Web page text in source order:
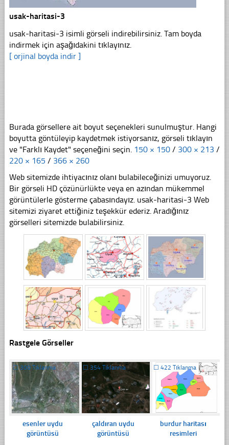
usak-haritasi-3
usak-haritasi-3 isimli görseli indirebilirsiniz. Tam boyda
indirmek için aşağıdakini tıklayınız.
[ orjinal boyda indir ]
Burada görsellere ait boyut seçenekleri sunulmuştur. Hangi
boyutta göntüleyip kaydetmek istiyorsanız, görseli tıklayın
ve "Farklı Kaydet" seçeneğini seçin. 150 × 150 / 300 × 213 /
220 × 165 / 366 × 260
Web sitemizde ihtiyacınız olanı bulabileceğinizi umuyoruz.
Bir görseli HD çözünürlükte veya en azından mükemmel
görüntülerle gösterme çabasındayız. usak-haritasi-3 Web
sitemizi ziyaret ettiğiniz teşekkür ederiz. Aradığınız
görselleri sitemizde bulabilirsiniz.
Rastgele Görseller
☐300 Tıklanma
esenler uydu
görüntüsü
☐354 Tıklanma
çaldıran uydu
görüntüsü
☐ 422 Tıklanma
burdur haritası
resimleri